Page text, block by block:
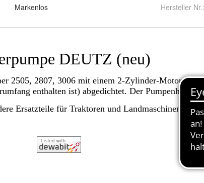
Markenlos Hersteller Nr.: